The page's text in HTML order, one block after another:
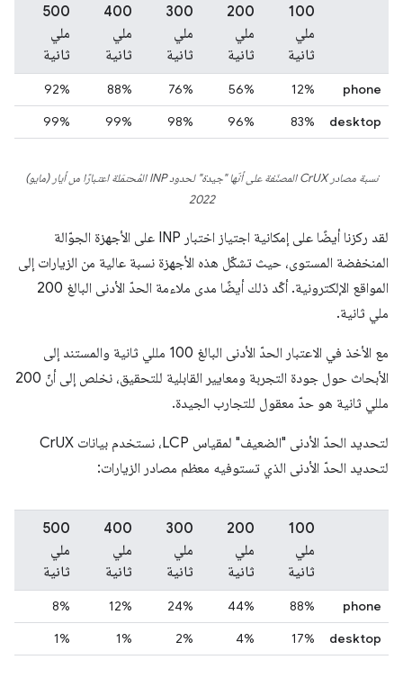
100
ملي
ثانية
‫200
ملي
ثانية
300
ملي
ثانية
400
ملي
ثانية
500
ملي
ثانية
phone
12%
56%
76%
88%
92%
desktop
83%
96%
98%
99%
99%
نسبة مصادر CrUX المصنّفة على أنّها "جيدة" لحدود INP المُحتمَلة اعتبارًا من أيار (مايو)
2022
لقد ركزنا أيضًا على إمكانية اجتياز اختبار INP على الأجهزة الجوّالة
المنخفضة المستوى، حيث تشكّل هذه الأجهزة نسبة عالية من الزيارات إلى
المواقع الإلكترونية. أكّد ذلك أيضًا مدى ملاءمة الحدّ الأدنى البالغ 200
ملي ثانية.
مع الأخذ في الاعتبار الحدّ الأدنى البالغ 100 مللي ثانية والمستند إلى
الأبحاث حول جودة التجربة ومعايير القابلية للتحقيق، نخلص إلى أنّ 200
مللي ثانية هو حدّ معقول للتجارب الجيدة.
لتحديد الحدّ الأدنى "الضعيف" لمقياس LCP، نستخدم بيانات CrUX
لتحديد الحدّ الأدنى الذي تستوفيه معظم مصادر الزيارات:
100
ملي
ثانية
‫200
ملي
ثانية
300
ملي
ثانية
400
ملي
ثانية
500
ملي
ثانية
phone
88%
44%
24%
12%
8%
desktop
17%
4%‎
2%
1%
1%